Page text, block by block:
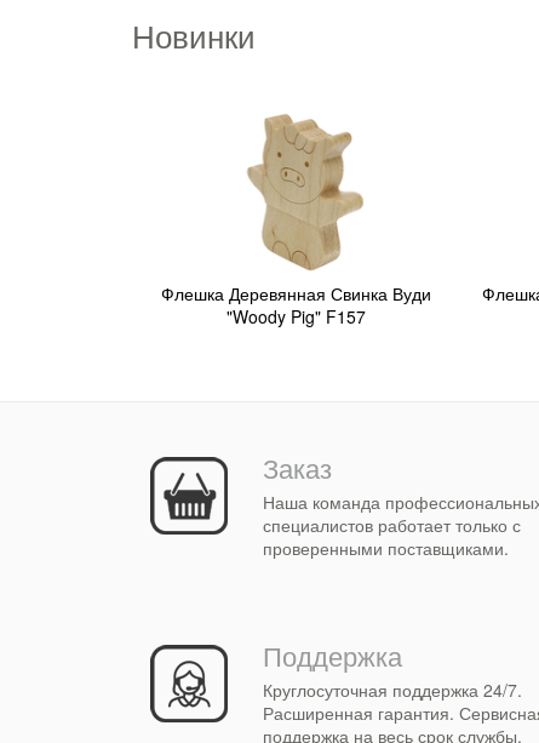
Новинки
Флешка Деревянная Свинка Вуди
"Woody Pig" F157
Заказ
Наша команда
специалистов работает только с
проверенными поставщиками.
Поддержка
Круглосуточная поддержка 24/7.
Расширенная гарантия.
поддержка на весь срок службы.